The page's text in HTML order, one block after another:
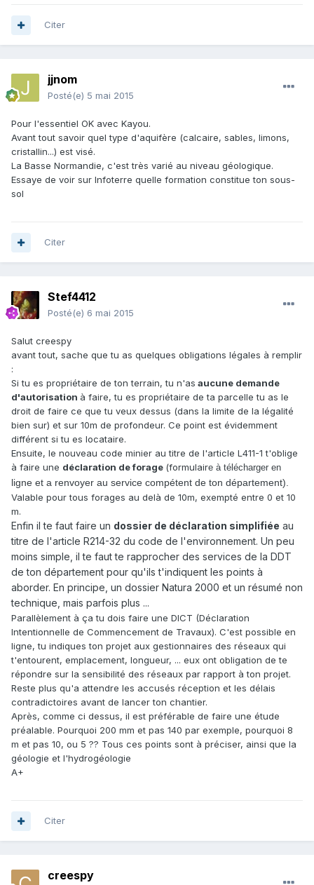
Citer
jjnom
Posté(e) 5 mai 2015
Pour l'essentiel OK avec Kayou.
Avant tout savoir quel type d'aquifère (calcaire, sables, limons,
cristallin...) est visé.
La Basse Normandie, c'est très varié au niveau géologique.
Essaye de voir sur Infoterre quelle formation constitue ton sous-
sol
Citer
Stef4412
Posté(e) 6 mai 2015
Salut creespy
avant tout, sache que tu as quelques obligations légales à remplir
:
Si tu es propriétaire de ton terrain, tu n'as aucune demande
d'autorisation à faire, tu es propriétaire de ta parcelle tu as le
droit de faire ce que tu veux dessus (dans la limite de la légalité
bien sur) et sur 10m de profondeur. Ce point est évidemment
différent si tu es locataire.
Ensuite, le nouveau code minier au titre de l'article L411-1 t'oblige
à faire une déclaration de forage (formulaire à télécharger en
ligne et a renvoyer au service compétent de ton département).
Valable pour tous forages au delà de 10m, exempté entre 0 et 10
m.
Enfin il te faut faire un dossier de déclaration simplifiée au
titre de l'article R214-32 du code de l'environnement. Un peu
moins simple, il te faut te rapprocher des services de la DDT
de ton département pour qu'ils t'indiquent les points à
aborder. En principe, un dossier Natura 2000 et un résumé non
technique, mais parfois plus ...
Parallèlement à ça tu dois faire une DICT (Déclaration
Intentionnelle de Commencement de Travaux). C'est possible en
ligne, tu indiques ton projet aux gestionnaires des réseaux qui
t'entourent, emplacement, longueur, ... eux ont obligation de te
répondre sur la sensibilité des réseaux par rapport à ton projet.
Reste plus qu'a attendre les accusés réception et les délais
contradictoires avant de lancer ton chantier.
Après, comme ci dessus, il est préférable de faire une étude
préalable. Pourquoi 200 mm et pas 140 par exemple, pourquoi 8
m et pas 10, ou 5 ?? Tous ces points sont à préciser, ainsi que la
géologie et l'hydrogéologie
A+
Citer
creespy